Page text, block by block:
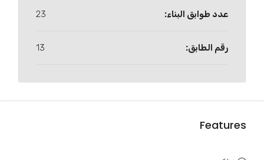
عدد طوابق البناء: 23
رقم الطابق: 13
Features